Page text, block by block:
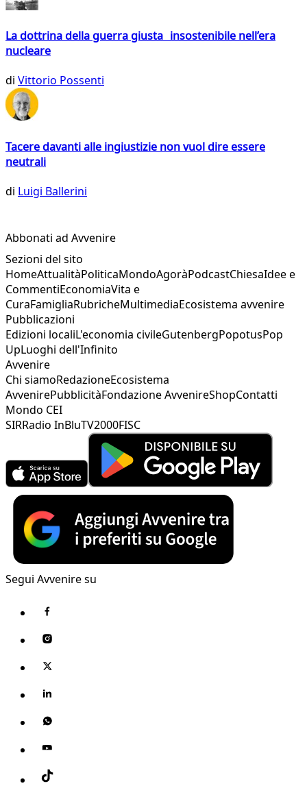
La dottrina della guerra giusta insostenibile nell’era
nucleare
di Vittorio Possenti
Tacere davanti alle ingiustizie non vuol dire essere
neutrali
di Luigi Ballerini
Abbonati ad Avvenire
Sezioni del sito
HomeAttualitàPoliticaMondoAgoràPodcastChiesaIdee e
CommentiEconomiaVita e
CuraFamigliaRubricheMultimediaEcosistema avvenire
Pubblicazioni
Edizioni localiL'economia civileGutenbergPopotusPop
UpLuoghi dell'Infinito
Avvenire
Chi siamoRedazioneEcosistema
AvvenirePubblicitàFondazione AvvenireShopContatti
Mondo CEI
SIRRadio InBluTV2000FISC
Segui Avvenire su